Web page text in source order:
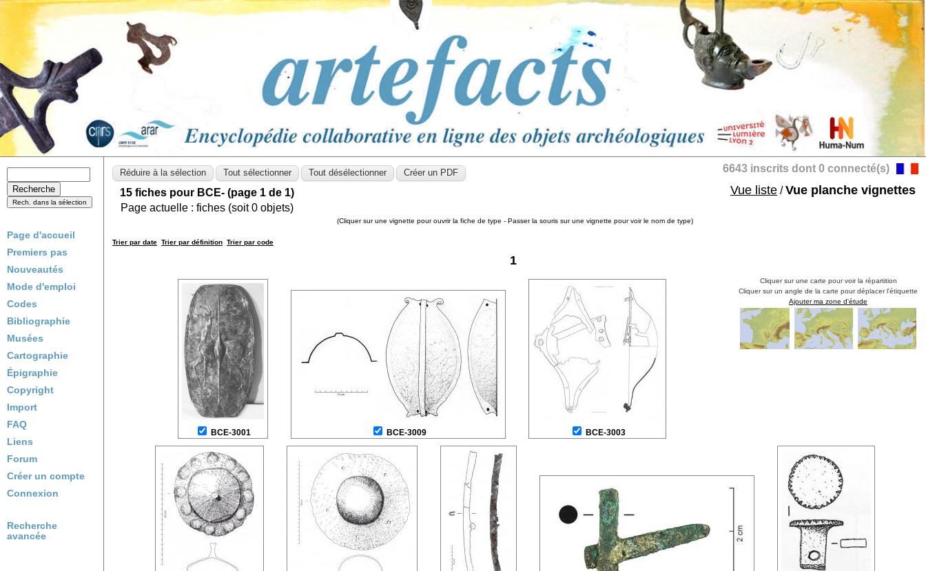
Page d'accueil
Premiers pas
Nouveautés
Mode d'emploi
Codes
Bibliographie
Musées
Cartographie
Épigraphie
Copyright
Import
FAQ
Liens
Forum
Créer un compte
Connexion
Recherche
avancée
6643 inscrits dont 0 connecté(s)
15 fiches pour BCE- (page 1 de 1) Vue liste /Vue planche vignettes
Page actuelle : fiches (soit0 objets)
(Cliquer sur une vignette pour ouvrir la fiche de type - Passer la souris sur une vignette pour voir le nom de type)
Trier par date Trier par définition Trier par code
1
Cliquer sur une carte pour voir la répartition
Cliquer sur un angle de la carte pour déplacer l'étiquette
Ajouter ma zone d'étude
BCE-3001 BCE-3009 BCE-3003